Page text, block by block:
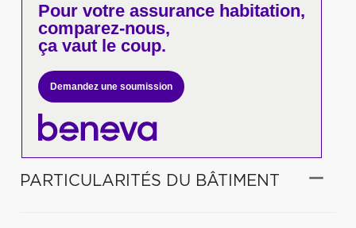
Pour votreassurance habitation,
comparez-nous,
ça vaut le coup.
Demandez une soumission
PARTICULARITÉS DU BÂTIMENT